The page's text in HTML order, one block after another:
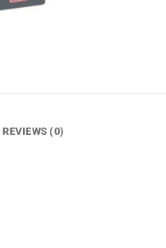
REVIEWS (0)